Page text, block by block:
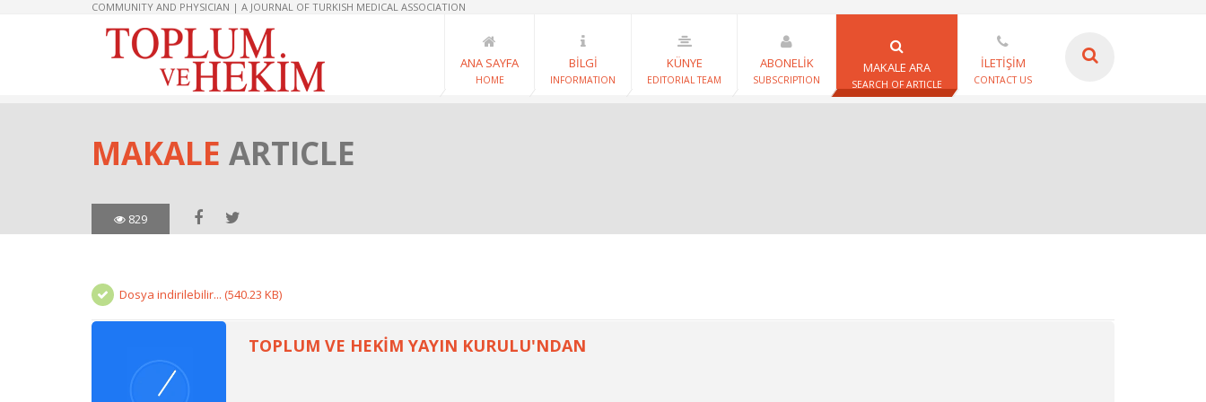
COMMUNITY AND PHYSICIAN | A JOURNAL OF TURKISH MEDICAL ASSOCIATION
ANA SAYFA
HOME
BİLGİ
INFORMATION
KÜNYE
EDITORIAL TEAM
ABONELİK
SUBSCRIPTION
MAKALE ARA
SEARCH OF ARTICLE
İLETİŞİM
CONTACT US
MAKALE ARTICLE
829
Dosya indirilebilir... (540.23 KB)
TOPLUM VE HEKİM YAYIN KURULU'NDAN